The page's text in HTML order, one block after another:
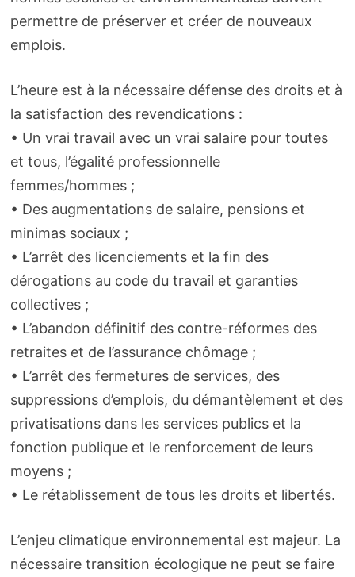
permettre de préserver et créer de nouveaux
emplois.
L’heure est à la nécessaire défense des droits et à
la satisfaction des revendications :
• Un vrai travail avec un vrai salaire pour toutes
et tous, l’égalité professionnelle
femmes/hommes ;
• Des augmentations de salaire, pensions et
minimas sociaux ;
• L’arrêt des licenciements et la fin des
dérogations au code du travail et garanties
collectives ;
• L’abandon définitif des contre-réformes des
retraites et de l’assurance chômage ;
• L’arrêt des fermetures de services, des
suppressions d’emplois, du démantèlement et des
privatisations dans les services publics et la
fonction publique et le renforcement de leurs
moyens ;
• Le rétablissement de tous les droits et libertés.
L’enjeu climatique environnemental est majeur. La
nécessaire transition écologique ne peut se faire